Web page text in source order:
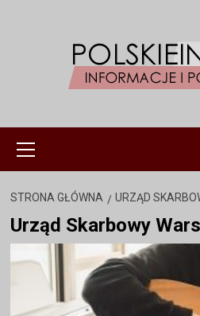
główne
STRONA GŁÓWNA URZĄD
Urząd Skarbowy